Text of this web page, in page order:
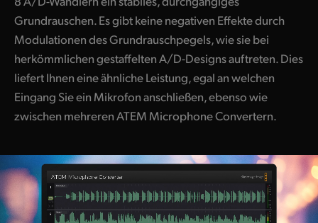
Grundrauschen. Es gibt keine negativen Effekte durch
Modulationen des Grundrauschpegels, wie sie bei
herkömmlichen gestaffelten A/D-Designs auftreten. Dies
liefert Ihnen eine ähnliche Leistung, egal an welchen
Eingang Sie ein Mikrofon anschließen, ebenso wie
zwischen mehreren ATEM Microphone Convertern.